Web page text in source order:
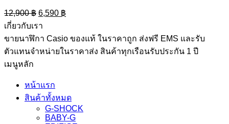
12,900฿ Original
price
was:
12,900 ฿.
6,590 ฿
price
6,590 ฿.
เกี่ยวกับเรา
ขายนาฬิกา Casio ของแท้ ในราคาถูก ส่งฟรี EMS และรับ
ตัวแทนจำหน่ายในราคาส่ง สินค้าทุกเรือนรับประกัน 1 ปี
เมนูหลัก
หน้าแรก
สินค้าทั้งหมด
G-SHOCK
BABY-G